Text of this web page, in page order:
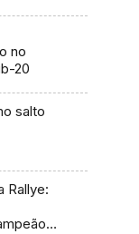
no
20
salto
Rallye: